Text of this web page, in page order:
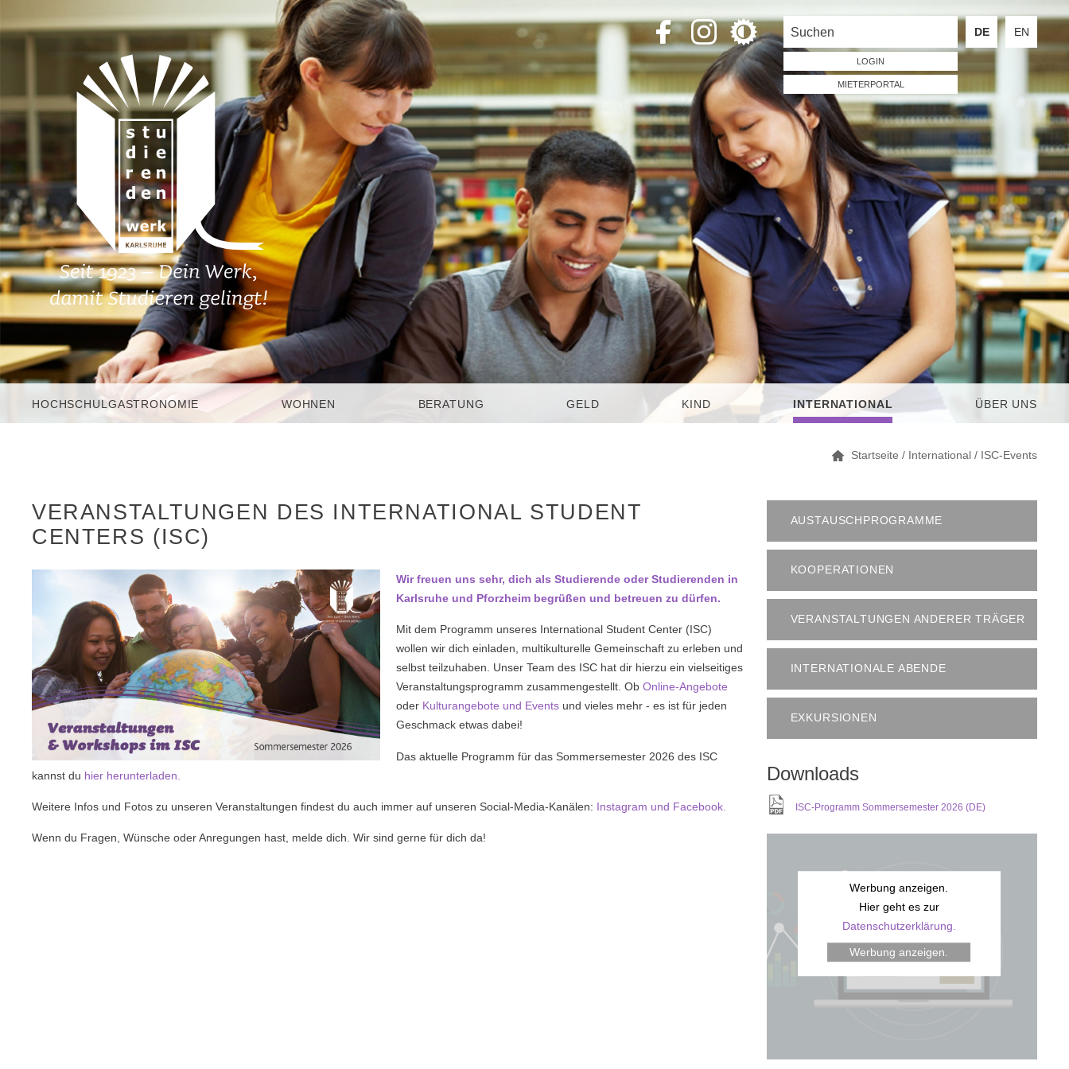
LOGIN
MIETERPORTAL
DE EN
HOCHSCHULGASTRONOMIE WOHNEN BERATUNG GELD KIND INTERNATIONAL ÜBER UNS
Startseite / International / ISC-Events
VERANSTALTUNGEN DES INTERNATIONAL STUDENT
CENTERS (ISC)
Wir freuen uns sehr, dich als Studierende oder Studierenden in
Karlsruhe und Pforzheim begrüßen und betreuen zu dürfen.
Mit dem Programm unseres International Student Center (ISC)
wollen wir dich einladen, multikulturelle Gemeinschaft zu erleben und
selbst teilzuhaben. Unser Team des ISC hat dir hierzu ein vielseitiges
Veranstaltungsprogramm zusammengestellt. ObOnline-Angebote
oder Kulturangebote und Events und vieles mehr - es ist für jeden
Geschmack etwas dabei!
Das aktuelle Programm für das Sommersemester 2026 des ISC
kannst du hier herunterladen.
Weitere Infos und Fotos zu unseren Veranstaltungen findest du auch immer auf unseren Social-Media-Kanälen: Instagram und Facebook.
Wenn du Fragen, Wünsche oder Anregungen hast, melde dich. Wir sind gerne für dich da!
AUSTAUSCHPROGRAMME
KOOPERATIONEN
VERANSTALTUNGEN ANDERER TRÄGER
INTERNATIONALE ABENDE
EXKURSIONEN
Downloads
ISC-Programm Sommersemester 2026 (DE)
Werbung anzeigen.
Hier geht es zur
Datenschutzerklärung.
Werbung anzeigen.